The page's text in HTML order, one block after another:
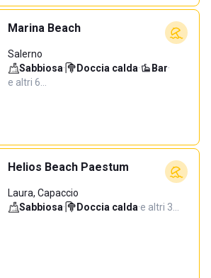
Marina Beach
Salerno
Sabbiosa· Doccia calda· Bar·
e altri 6…
Helios Beach Paestum
Laura, Capaccio
Sabbiosa· Doccia calda·e altri 3…